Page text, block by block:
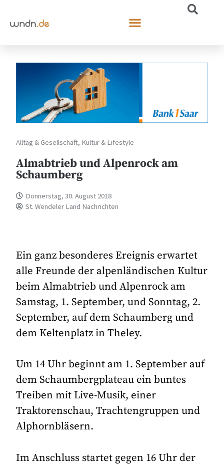
Alltag & Gesellschaft, Kultur & Lifestyle
Almabtrieb und Alpenrock am
Schaumberg
Donnerstag, 30. August 2018
St. Wendeler Land Nachrichten
Ein ganz besonderes Ereignis erwartet
alle Freunde der alpenländischen Kultur
beim Almabtrieb und Alpenrock am
Samstag, 1. September, und Sonntag, 2.
September, auf dem Schaumberg und
dem Keltenplatz in Theley.
Um 14 Uhr beginnt am 1. September auf
dem Schaumbergplateau ein buntes
Treiben mit Live-Musik, einer
Traktorenschau, Trachtengruppen und
Alphornbläsern.
Im Anschluss startet gegen 16 Uhr der